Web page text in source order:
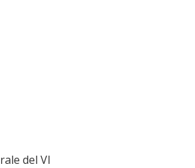
del VI